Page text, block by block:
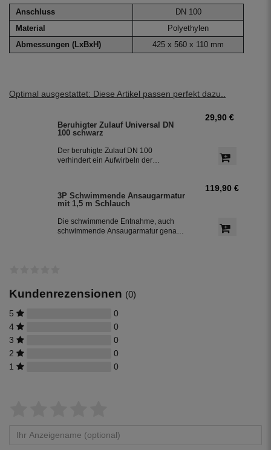
Anschluss
DN 100
Material
Polyethylen
Abmessungen (LxBxH)
425 x 560 x 110 mm
Optimal ausgestattet: Diese Artikel passen perfekt dazu..
Beruhigter Zulauf Universal DN
100 schwarz
Der beruhigte Zulauf DN 100
verhindert ein Aufwirbeln der
Wassers. So bleibt das Regenwasser
frisch. Der beruhigte Zulauf ist die 2.
Reinigungsstufe in der Zisterne.
29,90 €
3P Schwimmende Ansaugarmatur
mit 1,5 m Schlauch
Die schwimmende Entnahme, auch
schwimmende Ansaugarmatur genannt
119,90 €
Kundenrezensionen (0)
5
0
4
0
3
0
2
0
1
0